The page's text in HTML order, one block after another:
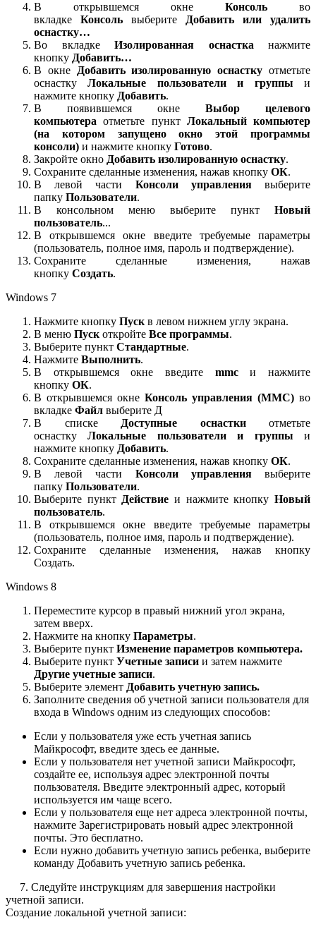
В открывшемся окне Консоль во
вкладке Консоль выберите
Добавить или удалить
оснастку…
Во вкладке Изолированная оснастка нажмите
кнопку Добавить…
В окне
Добавить изолированную оснастку отметьте
оснасткуЛокальные пользователи и группы и
нажмите кнопку Добавить.
В появившемся окне Выбор целевого
компьютера отметьте пункт Локальный компьютер
(на котором запущено окно этой программы
консоли) и нажмите кнопку Готово.
Закройте окно Добавить изолированную оснастку.
Сохраните сделанные изменения, нажав кнопку ОК.
В левой части Консоли управлениявыберите
папку Пользователи.
В консольном меню выберите пункт Новый
пользователь...
В открывшемся окне введите требуемые параметры
(пользователь, полное имя, пароль и подтверждение).
Сохраните сделанные изменения, нажав
кнопку Создать.
Windows 7
Нажмите кнопку Пуск в левом нижнем углу экрана.
В меню Пуск откройте Все программы.
Выберите пункт Стандартные.
Нажмите Выполнить.
В открывшемся окне введите mmcи нажмите
кнопку ОК.
В открывшемся окне Консоль управления (MMC) во
вкладке Файл выберите Д
В списке
Доступные оснасткиотметьте
оснасткуЛокальные пользователи и группы и
нажмите кнопку Добавить.
Сохраните сделанные изменения, нажав кнопку ОК.
В левой части Консоли управлениявыберите
папку Пользователи.
Выберите пункт Действиеи нажмите кнопкуНовый
пользователь.
В открывшемся окне введите требуемые параметры
(пользователь, полное имя, пароль и подтверждение).
Сохраните сделанные изменения, нажав кнопку
Создать.
Windows 8
Переместите курсор в правый нижний угол экрана,
затем вверх.
Нажмите на кнопку Параметры.
Выберите пункт Изменение параметров компьютера.
Выберите пункт Учетные записи и затем нажмите
Другие учетные записи.
Выберите элемент Добавить учетную запись.
Заполните сведения об учетной записи пользователя для
входа в Windows одним из следующих способов:
Если у пользователя уже есть учетная запись
Майкрософт, введите здесь ее данные.
Если у пользователя нет учетной записи Майкрософт,
создайте ее, используя адрес электронной почты
пользователя. Введите электронный адрес, который
используется им чаще всего.
Если у пользователя еще нет адреса электронной почты,
нажмите Зарегистрировать новый адрес электронной
почты. Это бесплатно.
Если нужно добавить учетную запись ребенка, выберите
команду Добавить учетную запись ребенка.
7. Следуйте инструкциям для завершения настройки
учетной записи.
Создание локальной учетной записи: